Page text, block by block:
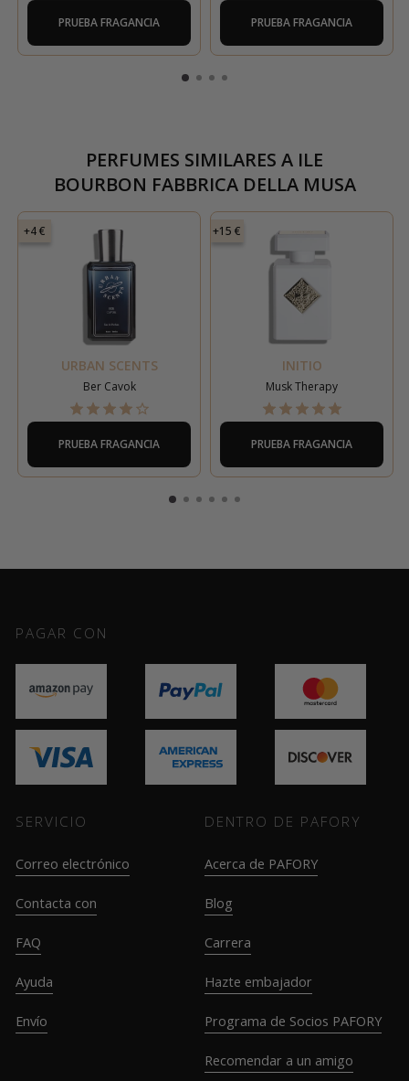
PRUEBA FRAGANCIA PRUEBA FRAGANCIA
PERFUMES SIMILARES A ILE
BOURBON FABBRICA DELLA MUSA
+4 €
URBAN SCENTS
Ber Cavok
PRUEBA FRAGANCIA
+15 €
INITIO
Musk Therapy
PRUEBA FRAGANCIA
PAGAR CON
SERVICIO
Correo electrónico
Contacta con
FAQ
Ayuda
Envío
DENTRO DE PAFORY
Acerca de PAFORY
Blog
Carrera
Hazte embajador
Programa de Socios PAFORY
Recomendar a un amigo